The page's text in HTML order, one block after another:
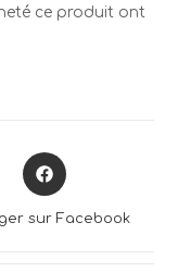
ce produit ont
Opens
in
sur Facebook